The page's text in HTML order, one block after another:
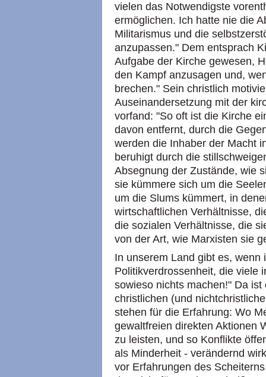
vielen das Notwendigste
ermöglichen. Ich hatte nie die
Militarismus und die
anzupassen." Dem entsprach
Aufgabe der Kirche gewesen,
den Kampf anzusagen und,
brechen." Sein christlich
Auseinandersetzung mit der
vorfand: "So oft ist die Kirche
davon entfernt, durch die
werden die Inhaber der Macht
beruhigt durch die
Absegnung der Zustände, wie
sie kümmere sich um die
um die Slums kümmert, in
wirtschaftlichen Verhältnisse,
die sozialen Verhältnisse, die
von der Art, wie Marxisten sie
In unserem Land gibt es,
Politikverdrossenheit, die viele
sowieso nichts machen!" Da
christlichen (und
stehen für die Erfahrung: Wo
gewaltfreien direkten Aktionen
zu leisten, und so Konflikte
als Minderheit - verändernd
vor Erfahrungen des